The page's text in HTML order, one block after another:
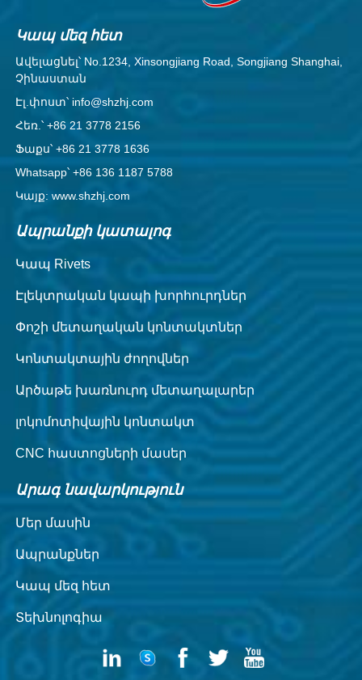
Կապ մեզ հետ
Ավելացնել՝ No.1234, Xinsongjiang Road, Songjiang Shanghai,
Չինաստան
Էլ.փոստ՝ info@shzhj.com
Հեռ.՝ +86 21 3778 2156
Ֆաքս՝ +86 21 3778 1636
Whatsapp՝ +86 136 1187 5788
Կայք: www.shzhj.com
Ապրանքի կատալոգ
Կապ Rivets
Էլեկտրական կապի խորհուրդներ
Փոշի մետաղական կոնտակտներ
Կոնտակտային ժողովներ
Արծաթե խառնուրդ մետաղալարեր
լոկոմոտիվային կոնտակտ
CNC հաստոցների մասեր
Արագ նավարկություն
Մեր մասին
Ապրանքներ
Կապ մեզ հետ
Տեխնոլոգիա